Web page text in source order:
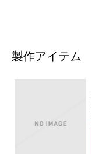
製作アイテム